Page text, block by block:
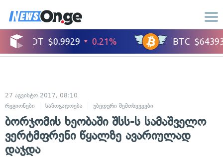
27 აგვისტო 2017, 08:10
რეგიონები
საზოგადოება უბედური შემთხვევები
ბორჯომის ხეობაში შსს-ს სამაშველო
ვერტმფრენი წყალზე ავარიულად
დაჯდა